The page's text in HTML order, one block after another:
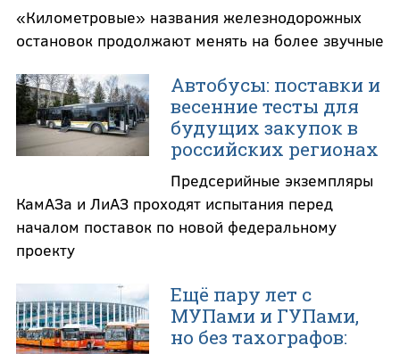
«Километровые» названия железнодорожных
остановок продолжают менять на более звучные
Автобусы: поставки и
весенние тесты для
будущих закупок в
российских регионах
Предсерийные экземпляры
КамАЗа и ЛиАЗ проходят испытания перед
началом поставок по новой федеральному
проекту
Ещё пару лет с
МУПами и ГУПами,
но без тахографов: